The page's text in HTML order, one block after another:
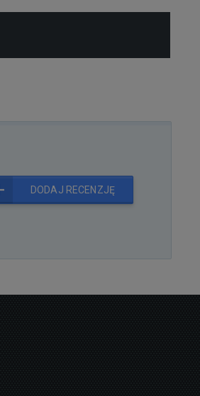
DODAJ RECENZJĘ